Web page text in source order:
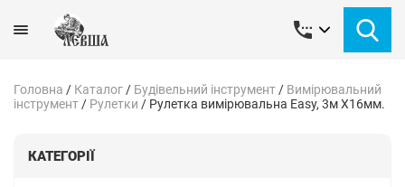
Головна / Каталог / Будівельний інструмент / Вимірювальний
інструмент / Рулетки / Рулетка вимірювальна Easy, 3м Х16мм.
КАТЕГОРІЇ